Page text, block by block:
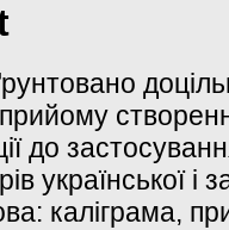
до
української і
каліграма,